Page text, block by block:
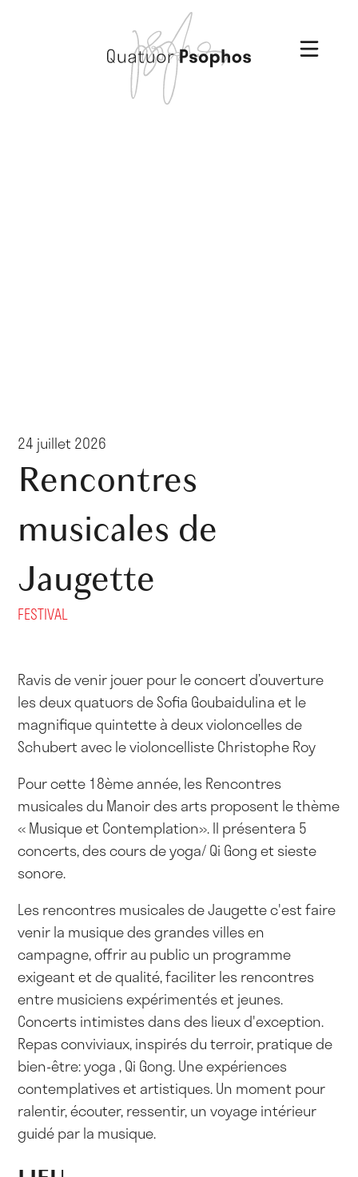
24 juillet 2026
Rencontres
musicales de
Jaugette
FESTIVAL
Ravis de venir jouer pour le concert d’ouverture
les deux quatuors de Sofia Goubaidulina et le
magnifique quintette à deux violoncelles de
Schubert avec le violoncelliste Christophe Roy
Pour cette 18ème année, les Rencontres
musicales du Manoir des arts proposent le thème
« Musique et Contemplation». Il présentera 5
concerts, des cours de yoga/ Qi Gong et sieste
sonore.
Les rencontres musicales de Jaugette c'est faire
venir la musique des grandes villes en
campagne, offrir au public un programme
exigeant et de qualité, faciliter les rencontres
entre musiciens expérimentés et jeunes.
Concerts intimistes dans des lieux d'exception.
Repas conviviaux, inspirés du terroir, pratique de
bien-être: yoga , Qi Gong. Une expériences
contemplatives et artistiques. Un moment pour
ralentir, écouter, ressentir, un voyage intérieur
guidé par la musique.